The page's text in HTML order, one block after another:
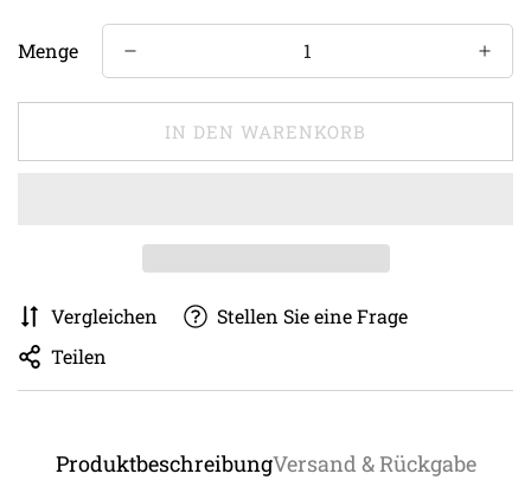
Menge
IN DEN WARENKORB
Vergleichen
Stellen Sie eine Frage
Teilen
ProduktbeschreibungVersand & Rückgabe